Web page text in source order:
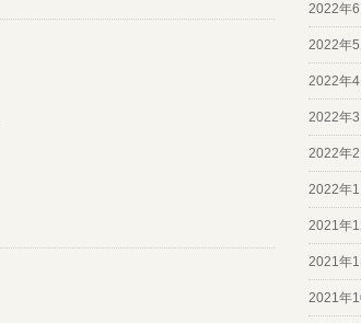
2022年6
2022年5
2022年4
2022年3
2022年2
2022年1
2021年
2021年
2021年